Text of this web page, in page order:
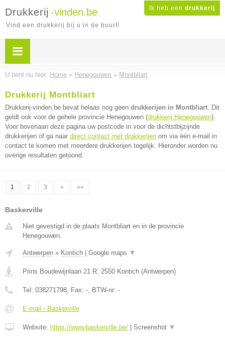
Ik heb een drukkerij
Drukkerij -vinden.be
Vind een drukkerij bij u in de buurt!
U bent nu hier: Home » Henegouwen » Montbliart
Drukkerij Montbliart
Drukkerij-vinden.be bevat helaas nog geen drukkerijen in Montbliart. Dit
geldt ook voor de gehele provincie Henegouwen (drukkerij Henegouwen).
Voer bovenaan deze pagina uw postcode in voor de dichtstbijzijnde
drukkerijen of ga naar direct contact met drukkerijen om via één e-mail in
contact te komen met meerdere drukkerijen tegelijk. Hieronder worden nu
overige resultaten getoond.
1 2 3 » »»
Baskerville
Niet gevestigd in de plaats Montbliart en in de provincie
Henegouwen.
Antwerpen » Kontich Google maps ▼
Prins Boudewijnlaan 21 R, 2550 Kontich (Antwerpen)
Tel: 038271798, Fax: -, BTW-nr: -
E-mail › Baskerville
Website: https://www.baskerville.be/ Screenshot ▼